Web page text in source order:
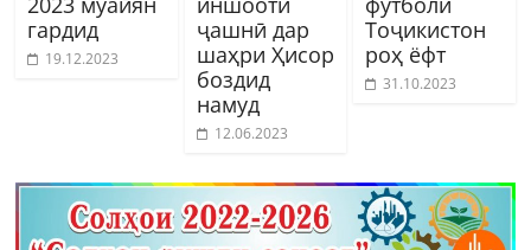
гардид
19.12.2023
ҷашнӣ дар
шаҳри Ҳисор
боздид
намуд
12.06.2023
Тоҷикистон
роҳ ёфт
31.10.2023